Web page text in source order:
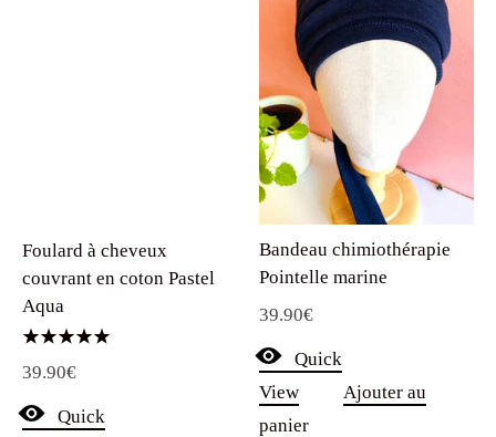
Foulard à cheveux
couvrant en coton Pastel
Aqua
5.00
39.90€
Quick
Bandeau chimiothérapie
Pointelle marine
39.90€
Quick
View
Ajouter au
panier